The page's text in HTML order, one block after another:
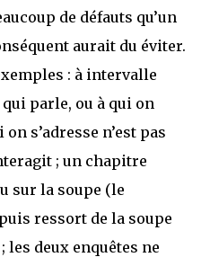
de défauts qu’un
aurait du éviter.
: à intervalle
parle, ou à qui on
s’adresse n’est pas
; un chapitre
sur la soupe (le
ressort de la soupe
les deux enquêtes ne